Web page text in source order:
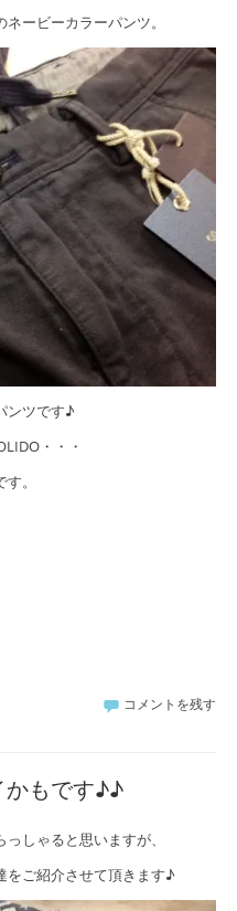
ービーカラーパンツ。
ンツです♪
・・・
。
コメントを残す
かもです♪♪
しゃると思いますが、
をご紹介させて頂きます♪